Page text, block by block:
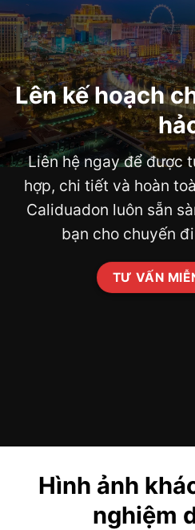
Lên kế hoạch
Liên hệ ngay để được
hợp, chi tiết và hoàn
Caliduadon luôn sẵn
bạn cho chuyến
TƯ VẤN
Hình ảnh
nghiệm